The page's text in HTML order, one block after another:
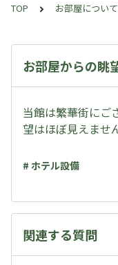
TOP お部屋について
お部屋からの眺
当館は繁華街にご
望はほぼ見えませ
# ホテル設備
関連する質問